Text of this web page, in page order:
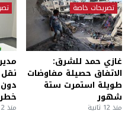
تصريحات خاصة
غازي حمد للشرق:
الاتفاق حصيلة مفاوضات
طويلة استمرت ستة
شهور
منذ 12 ثانية منذ 2 ساعة